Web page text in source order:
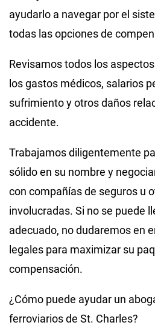
ayudarlo a navegar por el
todas las opciones de
Revisamos todos los
los gastos médicos, salarios
sufrimiento y otros daños
accidente.
Trabajamos diligentemente
sólido en su nombre y
con compañías de seguros u
involucradas. Si no se puede
adecuado, no dudaremos en
legales para maximizar su
compensación.
¿Cómo puede ayudar un
ferroviarios de St. Charles?